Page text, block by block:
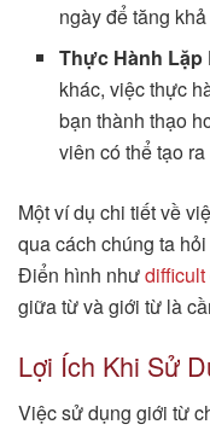
ngày để tăng
Thực Hành Lặp
khác, việc thực
bạn thành thạo
viên có thể tạo
Một ví dụ chi tiết về
qua cách chúng ta
Điển hình như
giữa từ và giới từ là
Lợi Ích Khi Sử
Việc sử dụng giới từ